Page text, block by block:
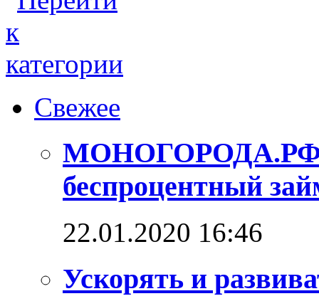
Свежее
МОНОГОРОДА.РФ
беспроцентный
22.01.2020 16:46
Ускорять и